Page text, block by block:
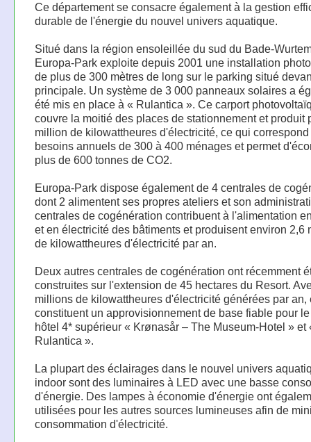
Ce département se consacre également à la gestion
durable de l'énergie du nouvel univers aquatique.
Situé dans la région ensoleillée du sud du Bade-
Europa-Park exploite depuis 2001 une installation
de plus de 300 mètres de long sur le parking situé
principale. Un système de 3 000 panneaux solaires a
été mis en place à « Rulantica ». Ce carport
couvre la moitié des places de stationnement et produit
million de kilowattheures d'électricité, ce qui
besoins annuels de 300 à 400 ménages et permet
plus de 600 tonnes de CO2.
Europa-Park dispose également de 4 centrales de
dont 2 alimentent ses propres ateliers et son
centrales de cogénération contribuent à l'alimentation
et en électricité des bâtiments et produisent environ 2,6
de kilowattheures d'électricité par an.
Deux autres centrales de cogénération ont récemment
construites sur l'extension de 45 hectares du Resort.
millions de kilowattheures d'électricité générées par an,
constituent un approvisionnement de base fiable pour
hôtel 4* supérieur « Krønasår – The Museum-Hotel » et
Rulantica ».
La plupart des éclairages dans le nouvel univers
indoor sont des luminaires à LED avec une basse
d'énergie. Des lampes à économie d'énergie ont
utilisées pour les autres sources lumineuses afin de
consommation d'électricité.